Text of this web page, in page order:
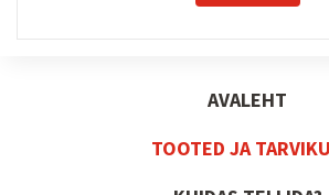
AVALEHT
TOOTED JA